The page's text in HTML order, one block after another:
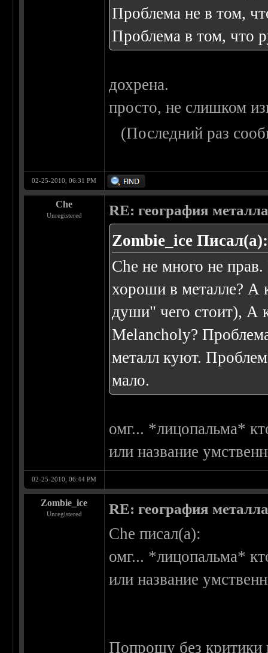
Проблема не в том,
Проблема в том, что
дохрена.
просто, не слишком
(Последний раз
02-25-2010, 06:31 PM
Che
Unregistered RE: география
Zombie_ice Писал(а):
Che не много не
хороши в металле? А
души" чего стоит), А
Melancholy?
металл куют.
мало.
омг... *лицопальма*
или название
02-25-2010, 06:44 PM
Zombie_ice
Unregistered RE: география
Che писал(а):
омг... *лицопальма*
или название
Попрошу без критики